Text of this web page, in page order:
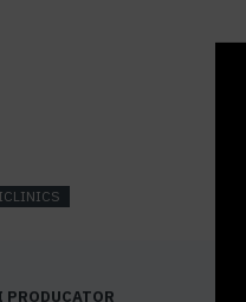
PRODUCATOR